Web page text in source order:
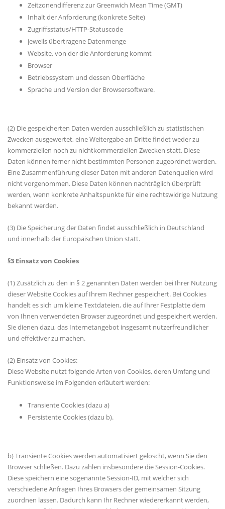
Zeitzonendifferenz zur Greenwich Mean Time (GMT)
Inhalt der Anforderung (konkrete Seite)
Zugriffsstatus/HTTP-Statuscode
jeweils übertragene Datenmenge
Website, von der die Anforderung kommt
Browser
Betriebssystem und dessen Oberfläche
Sprache und Version der Browsersoftware.
(2) Die gespeicherten Daten werden ausschließlich zu statistischen
Zwecken ausgewertet, eine Weitergabe an Dritte findet weder zu
kommerziellen noch zu nichtkommerziellen Zwecken statt. Diese
Daten können ferner nicht bestimmten Personen zugeordnet werden.
Eine Zusammenführung dieser Daten mit anderen Datenquellen wird
nicht vorgenommen. Diese Daten können nachträglich überprüft
werden, wenn konkrete Anhaltspunkte für eine rechtswidrige Nutzung
bekannt werden.
(3) Die Speicherung der Daten findet ausschließlich in Deutschland
und innerhalb der Europäischen Union statt.
§3 Einsatz von Cookies
(1) Zusätzlich zu den in § 2 genannten Daten werden bei Ihrer Nutzung
dieser Website Cookies auf Ihrem Rechner gespeichert. Bei Cookies
handelt es sich um kleine Textdateien, die auf Ihrer Festplatte dem
von Ihnen verwendeten Browser zugeordnet und gespeichert werden.
Sie dienen dazu, das Internetangebot insgesamt nutzerfreundlicher
und effektiver zu machen.
(2) Einsatz von Cookies:
Diese Website nutzt folgende Arten von Cookies, deren Umfang und
Funktionsweise im Folgenden erläutert werden:
Transiente Cookies (dazu a)
Persistente Cookies (dazu b).
b) Transiente Cookies werden automatisiert gelöscht, wenn Sie den
Browser schließen. Dazu zählen insbesondere die Session-Cookies.
Diese speichern eine sogenannte Session-ID, mit welcher sich
verschiedene Anfragen Ihres Browsers der gemeinsamen Sitzung
zuordnen lassen. Dadurch kann Ihr Rechner wiedererkannt werden,